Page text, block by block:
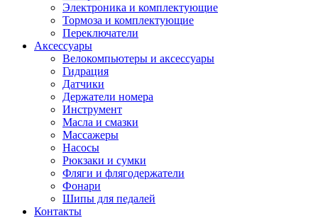
Электроника и комплектующие
Тормоза и комплектующие
Переключатели
Аксессуары
Велокомпьютеры и аксессуары
Гидрация
Датчики
Держатели номера
Инструмент
Масла и смазки
Массажеры
Насосы
Рюкзаки и сумки
Фляги и флягодержатели
Фонари
Шипы для педалей
Контакты